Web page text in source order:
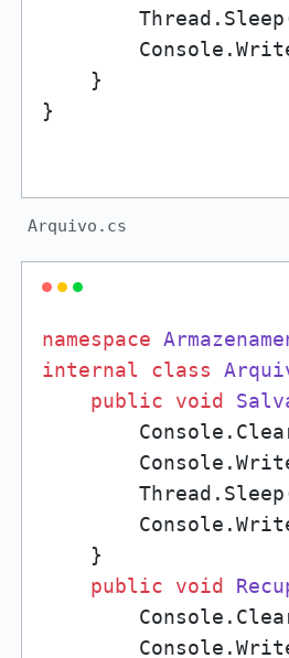
    }
Arquivo.cs
namespace
internal
class
public
void
    }
public
void